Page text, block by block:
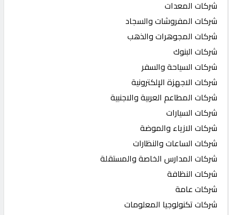
شركات المعدات
شركات المفروشات والسجاد
شركات المجوهرات والذهب
شركات البنوك
شركات السياحة والسفر
شركات الاجهزة الإلكترونية
شركات المطاعم العربية والاجنبية
شركات السيارات
شركات الازياء والموضة
شركات الساعات والنظارات
شركات المدارس الخاصة والمستقلة
شركات النظافة
شركات عامة
شركات تكنولوجيا المعلومات